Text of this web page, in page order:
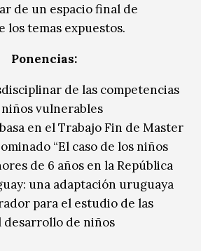
de un espacio final de
los temas expuestos.
Ponencias:
de las competencias
vulnerables
en el Trabajo Fin de Master
“El caso de los niños
de 6 años en la República
una adaptación uruguaya
para el estudio de las
desarrollo de niños